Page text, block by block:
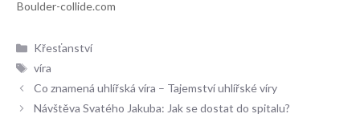
Rubriky
Křesťanství
Štítky
víra
Co znamená uhlířská víra – Tajemství uhlířské víry
Návštěva Svatého Jakuba: Jak se dostat do spitalu?